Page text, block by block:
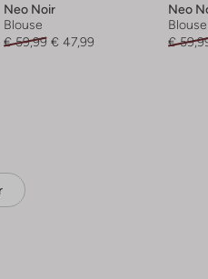
Neo Noir
Blouse
€ 59,99 € 47,99
Neo
Blouse
€